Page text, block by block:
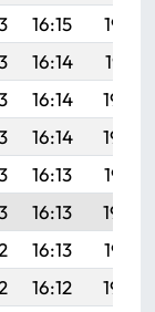
16:15
19:32
16:14
19:31
16:14
19:30
16:14
19:29
16:13
19:28
16:13
19:26
16:13
19:25
16:12
19:24